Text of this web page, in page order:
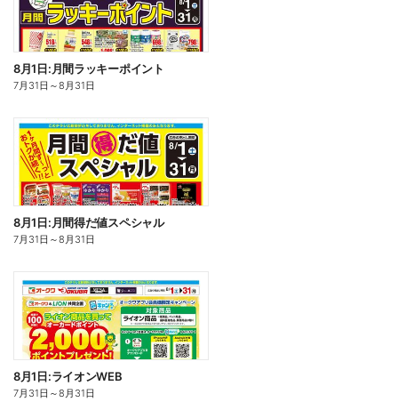
8月1日:月間ラッキーポイント
7月31日 ～8月31日
8月1日:月間得だ値スペシャル
7月31日 ～8月31日
8月1日:ライオンWEB
7月31日 ～8月31日